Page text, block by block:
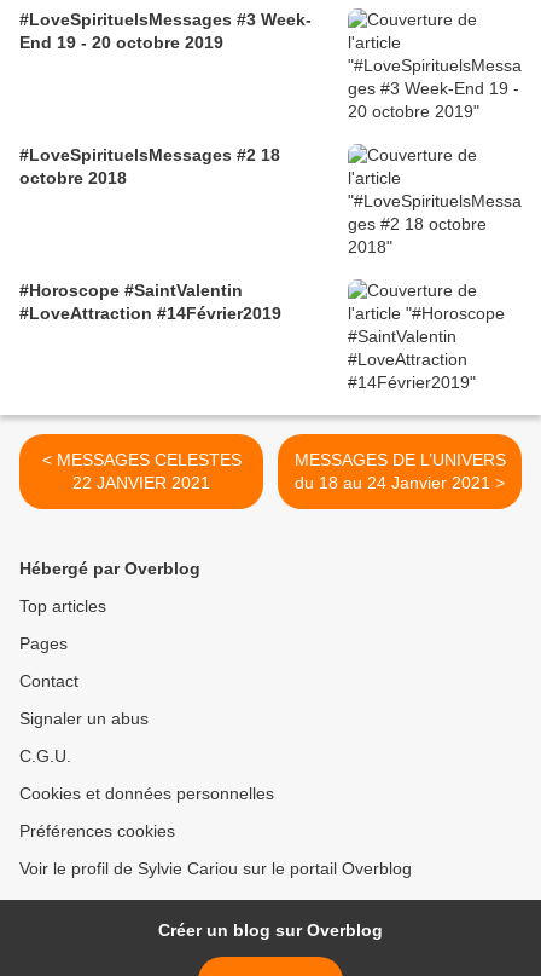
#LoveSpirituelsMessages #3 Week-
End 19 - 20 octobre 2019
#LoveSpirituelsMessages #2 18
octobre 2018
#Horoscope #SaintValentin
#LoveAttraction #14Février2019
< MESSAGES CELESTES
22 JANVIER 2021
MESSAGES DE L’UNIVERS
du 18 au 24 Janvier 2021 >
Hébergé par Overblog
Top articles
Pages
Contact
Signaler un abus
C.G.U.
Cookies et données personnelles
Préférences cookies
Voir le profil de Sylvie Cariou sur le portail Overblog
Créer un blog sur Overblog